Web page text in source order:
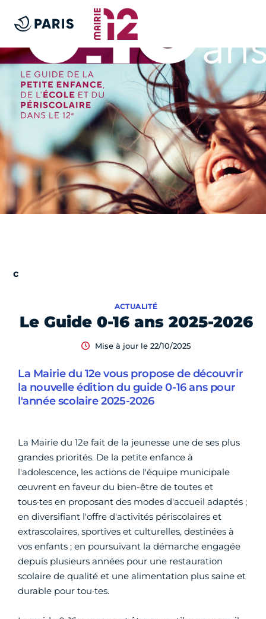
Le Guide 0-16 ans 2025-2026
ACTUALITÉ
Mise à jour le 22/10/2025
La Mairie du 12e vous propose de découvrir
la nouvelle édition du guide 0-16 ans pour
l'année scolaire 2025-2026
La Mairie du 12e fait de la jeunesse une de ses plus
grandes priorités. De la petite enfance à
l'adolescence, les actions de l'équipe municipale
œuvrent en faveur du bien-être de toutes et
tous·tes en proposant des modes d'accueil adaptés ;
en diversifiant l'offre d'activités périscolaires et
extrascolaires, sportives et culturelles, destinées à
vos enfants ; en poursuivant la démarche engagée
depuis plusieurs années pour une restauration
scolaire de qualité et une alimentation plus saine et
durable pour tou·tes.